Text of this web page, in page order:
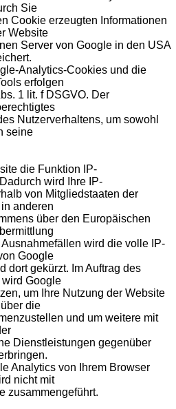
Sie
Cookie erzeugten Informationen
Website
Server von Google in den USA
Analytics-Cookies und die
erfolgen
1 lit. f DSGVO. Der
Nutzerverhaltens, um sowohl
seine
die Funktion IP-
wird Ihre IP-
von Mitgliedstaaten der
anderen
über den Europäischen
wird die volle IP-
Google
dort gekürzt. Im Auftrag des
Google
um Ihre Nutzung der Website
die
und um weitere mit
Dienstleistungen gegenüber
Analytics von Ihrem Browser
nicht mit
zusammengeführt.